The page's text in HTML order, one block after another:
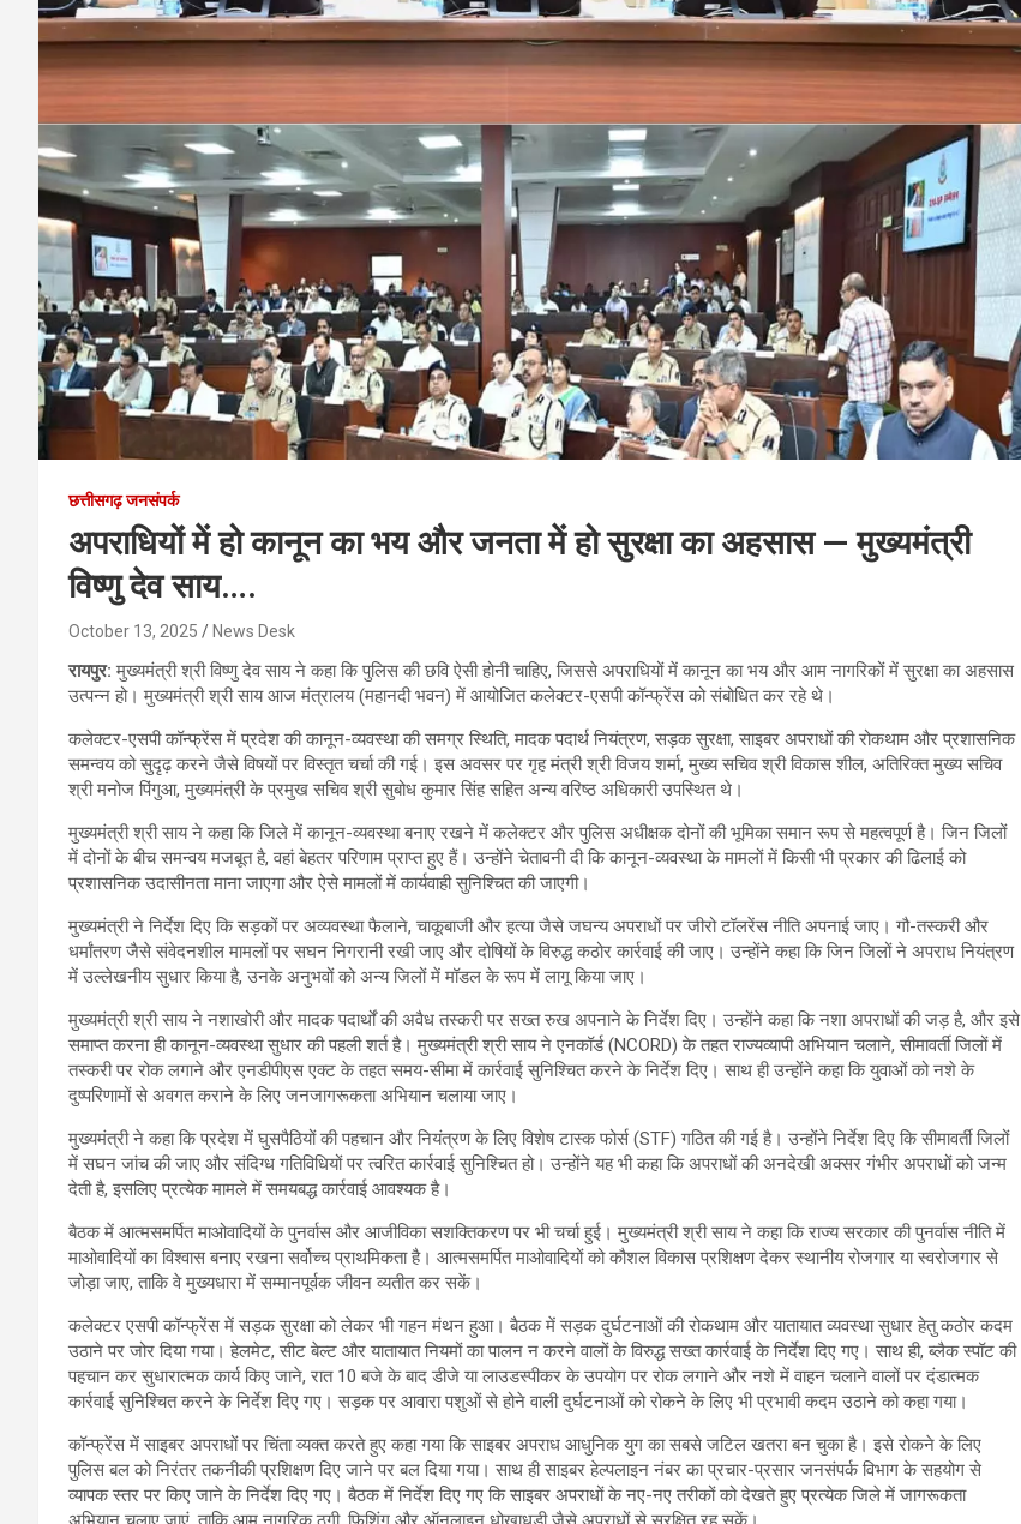
छत्तीसगढ़ जनसंपर्क
अपराधियों में हो कानून का भय और जनता में हो सुरक्षा का अहसास — मुख्यमंत्री
विष्णु देव साय….
October 13, 2025 News Desk
रायपुर: मुख्यमंत्री श्री विष्णु देव साय ने कहा कि पुलिस की छवि ऐसी होनी चाहिए, जिससे अपराधियों में कानून का भय और आम नागरिकों में सुरक्षा का अहसास
उत्पन्न हो। मुख्यमंत्री श्री साय आज मंत्रालय (महानदी भवन) में आयोजित कलेक्टर-एसपी कॉन्फ्रेंस को संबोधित कर रहे थे।
कलेक्टर-एसपी कॉन्फ्रेंस में प्रदेश की कानून-व्यवस्था की समग्र स्थिति, मादक पदार्थ नियंत्रण, सड़क सुरक्षा, साइबर अपराधों की रोकथाम और प्रशासनिक
समन्वय को सुदृढ़ करने जैसे विषयों पर विस्तृत चर्चा की गई। इस अवसर पर गृह मंत्री श्री विजय शर्मा, मुख्य सचिव श्री विकास शील, अतिरिक्त मुख्य सचिव
श्री मनोज पिंगुआ, मुख्यमंत्री के प्रमुख सचिव श्री सुबोध कुमार सिंह सहित अन्य वरिष्ठ अधिकारी उपस्थित थे।
मुख्यमंत्री श्री साय ने कहा कि जिले में कानून-व्यवस्था बनाए रखने में कलेक्टर और पुलिस अधीक्षक दोनों की भूमिका समान रूप से महत्वपूर्ण है। जिन जिलों
में दोनों के बीच समन्वय मजबूत है, वहां बेहतर परिणाम प्राप्त हुए हैं। उन्होंने चेतावनी दी कि कानून-व्यवस्था के मामलों में किसी भी प्रकार की ढिलाई को
प्रशासनिक उदासीनता माना जाएगा और ऐसे मामलों में कार्यवाही सुनिश्चित की जाएगी।
मुख्यमंत्री ने निर्देश दिए कि सड़कों पर अव्यवस्था फैलाने, चाकूबाजी और हत्या जैसे जघन्य अपराधों पर जीरो टॉलरेंस नीति अपनाई जाए। गौ-तस्करी और
धर्मांतरण जैसे संवेदनशील मामलों पर सघन निगरानी रखी जाए और दोषियों के विरुद्ध कठोर कार्रवाई की जाए। उन्होंने कहा कि जिन जिलों ने अपराध नियंत्रण
में उल्लेखनीय सुधार किया है, उनके अनुभवों को अन्य जिलों में मॉडल के रूप में लागू किया जाए।
मुख्यमंत्री श्री साय ने नशाखोरी और मादक पदार्थों की अवैध तस्करी पर सख्त रुख अपनाने के निर्देश दिए। उन्होंने कहा कि नशा अपराधों की जड़ है, और इसे
समाप्त करना ही कानून-व्यवस्था सुधार की पहली शर्त है। मुख्यमंत्री श्री साय ने एनकॉर्ड (NCORD) के तहत राज्यव्यापी अभियान चलाने, सीमावर्ती जिलों में
तस्करी पर रोक लगाने और एनडीपीएस एक्ट के तहत समय-सीमा में कार्रवाई सुनिश्चित करने के निर्देश दिए। साथ ही उन्होंने कहा कि युवाओं को नशे के
दुष्परिणामों से अवगत कराने के लिए जनजागरूकता अभियान चलाया जाए।
मुख्यमंत्री ने कहा कि प्रदेश में घुसपैठियों की पहचान और नियंत्रण के लिए विशेष टास्क फोर्स (STF) गठित की गई है। उन्होंने निर्देश दिए कि सीमावर्ती जिलों
में सघन जांच की जाए और संदिग्ध गतिविधियों पर त्वरित कार्रवाई सुनिश्चित हो। उन्होंने यह भी कहा कि अपराधों की अनदेखी अक्सर गंभीर अपराधों को जन्म
देती है, इसलिए प्रत्येक मामले में समयबद्ध कार्रवाई आवश्यक है।
बैठक में आत्मसमर्पित माओवादियों के पुनर्वास और आजीविका सशक्तिकरण पर भी चर्चा हुई। मुख्यमंत्री श्री साय ने कहा कि राज्य सरकार की पुनर्वास नीति में
माओवादियों का विश्वास बनाए रखना सर्वोच्च प्राथमिकता है। आत्मसमर्पित माओवादियों को कौशल विकास प्रशिक्षण देकर स्थानीय रोजगार या स्वरोजगार से
जोड़ा जाए, ताकि वे मुख्यधारा में सम्मानपूर्वक जीवन व्यतीत कर सकें।
कलेक्टर एसपी कॉन्फ्रेंस में सड़क सुरक्षा को लेकर भी गहन मंथन हुआ। बैठक में सड़क दुर्घटनाओं की रोकथाम और यातायात व्यवस्था सुधार हेतु कठोर कदम
उठाने पर जोर दिया गया। हेलमेट, सीट बेल्ट और यातायात नियमों का पालन न करने वालों के विरुद्ध सख्त कार्रवाई के निर्देश दिए गए। साथ ही, ब्लैक स्पॉट की
पहचान कर सुधारात्मक कार्य किए जाने, रात 10 बजे के बाद डीजे या लाउडस्पीकर के उपयोग पर रोक लगाने और नशे में वाहन चलाने वालों पर दंडात्मक
कार्रवाई सुनिश्चित करने के निर्देश दिए गए। सड़क पर आवारा पशुओं से होने वाली दुर्घटनाओं को रोकने के लिए भी प्रभावी कदम उठाने को कहा गया।
कॉन्फ्रेंस में साइबर अपराधों पर चिंता व्यक्त करते हुए कहा गया कि साइबर अपराध आधुनिक युग का सबसे जटिल खतरा बन चुका है। इसे रोकने के लिए
पुलिस बल को निरंतर तकनीकी प्रशिक्षण दिए जाने पर बल दिया गया। साथ ही साइबर हेल्पलाइन नंबर का प्रचार-प्रसार जनसंपर्क विभाग के सहयोग से
व्यापक स्तर पर किए जाने के निर्देश दिए गए। बैठक में निर्देश दिए गए कि साइबर अपराधों के नए-नए तरीकों को देखते हुए प्रत्येक जिले में जागरूकता